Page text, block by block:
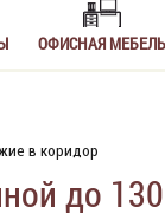
ОФИСНАЯ МЕБЕЛЬ
в коридор
до